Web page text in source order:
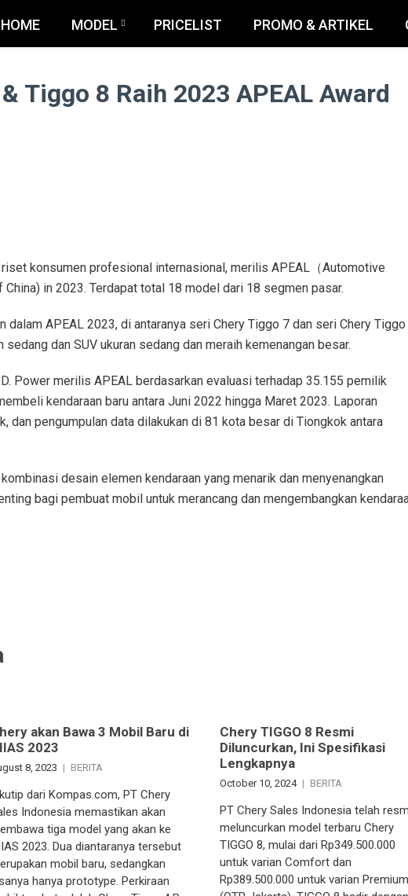
HOME MODEL PRICELIST PROMO & ARTIKEL
Tiggo 8 Raih 2023 APEAL Award
konsumen profesional internasional, merilis APEAL（Automotive
in 2023. Terdapat total 18 model dari 18 segmen pasar.
APEAL 2023, di antaranya seri Chery Tiggo 7 dan seri Chery Tiggo
dan SUV ukuran sedang dan meraih kemenangan besar.
Power merilis APEAL berdasarkan evaluasi terhadap 35.155 pemilik
kendaraan baru antara Juni 2022 hingga Maret 2023. Laporan
dan pengumpulan data dilakukan di 81 kota besar di Tiongkok antara
desain elemen kendaraan yang menarik dan menyenangkan
bagi pembuat mobil untuk merancang dan mengembangkan
akan Bawa 3 Mobil Baru di
2023
8, 2023 BERITA
dari Kompas.com, PT Chery
Indonesia memastikan akan
tiga model yang akan ke
2023. Dua diantaranya tersebut
mobil baru, sedangkan
hanya prototype. Perkiraan
Chery TIGGO 8 Resmi
Diluncurkan, Ini Spesifikasi
Lengkapnya
October 10, 2024 BERITA
PT Chery Sales Indonesia telah
meluncurkan model terbaru Chery
TIGGO 8, mulai dari Rp349.500.000
untuk varian Comfort dan
Rp389.500.000 untuk varian Premium